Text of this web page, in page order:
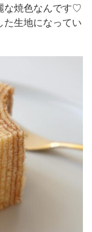
な焼色なんです♡
生地になってい